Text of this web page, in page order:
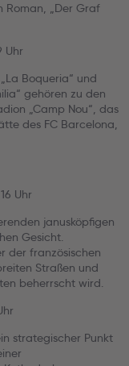
„Der Graf
Uhr
Boqueria“ und
gehören zu den
„Camp Nou“, das
des FC Barcelona,
Uhr
janusköpfigen
Gesicht.
der französischen
Straßen und
beherrscht wird.
strategischer Punkt